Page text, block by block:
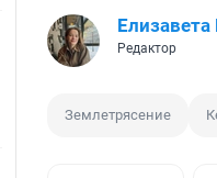
Елизавета
Редактор
Землетрясение